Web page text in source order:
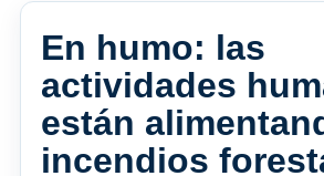
En humo: las
actividades
están
incendios